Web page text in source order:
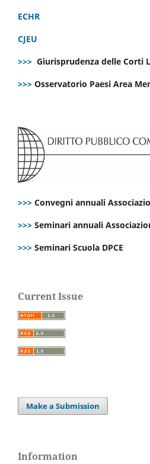
ECHR
CJEU
>>> Giurisprudenza delle Corti
>>> Osservatorio Paesi Area
>>> Convegni annuali
>>> Seminari annuali
>>> Seminari Scuola DPCE
Current Issue
Make a Submission
Information